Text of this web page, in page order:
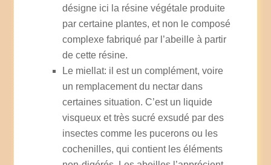
désigne ici la résine végétale produite
par certaine plantes, et non le composé
complexe fabriqué par l’abeille à partir
de cette résine.
Le miellat: il est un complément, voire
un remplacement du nectar dans
certaines situation. C’est un liquide
visqueux et très sucré exsudé par des
insectes comme les pucerons ou les
cochenilles, qui contient les éléments